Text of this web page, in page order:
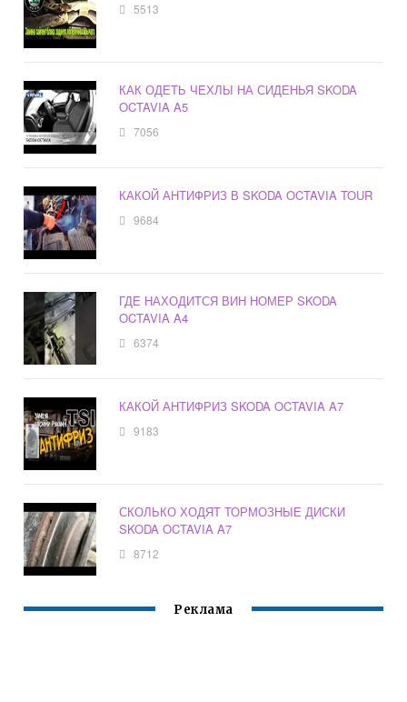
5513
КАК ОДЕТЬ ЧЕХЛЫ НА СИДЕНЬЯ SKODA
OCTAVIA A5
7056
КАКОЙ АНТИФРИЗ В SKODA OCTAVIA TOUR
9684
ГДЕ НАХОДИТСЯ ВИН НОМЕР SKODA
OCTAVIA A4
6374
КАКОЙ АНТИФРИЗ SKODA OCTAVIA A7
9183
СКОЛЬКО ХОДЯТ ТОРМОЗНЫЕ ДИСКИ
SKODA OCTAVIA A7
8712
Реклама